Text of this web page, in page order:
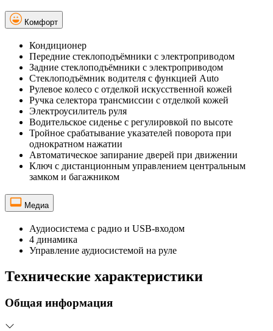
Комфорт
Кондиционер
Передние стеклоподъёмники с электроприводом
Задние стеклоподъёмники с электроприводом
Стеклоподъёмник водителя с функцией Auto
Рулевое колесо с отделкой искусственной кожей
Ручка селектора трансмиссии с отделкой кожей
Электроусилитель руля
Водительское сиденье с регулировкой по высоте
Тройное срабатывание указателей поворота при
однократном нажатии
Автоматическое запирание дверей при движении
Ключ с дистанционным управлением центральным
замком и багажником
Медиа
Аудиосистема с радио и USB-входом
4 динамика
Управление аудиосистемой на руле
Технические характеристики
Общая информация